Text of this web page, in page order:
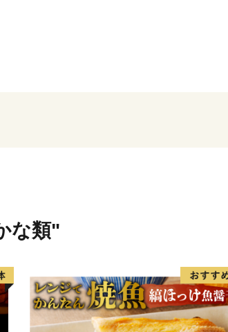
いただいた
重点事業な
・地方創生
・地域ブラ
な類"